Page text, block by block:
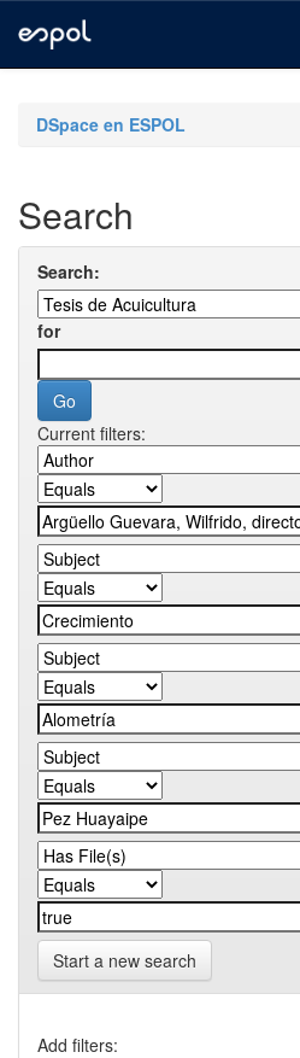
navigationDSpace en ESPOL
Search
Search:
for
Current filters:
Start a new search
Add filters: